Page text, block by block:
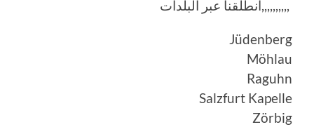
Jüdenberg
Möhlau
Raguhn
Salzfurt Kapelle
Zörbig